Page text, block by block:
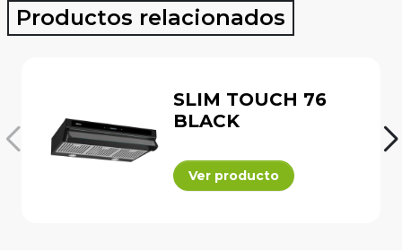
Productos relacionados
SLIM TOUCH 76
BLACK
Ver producto